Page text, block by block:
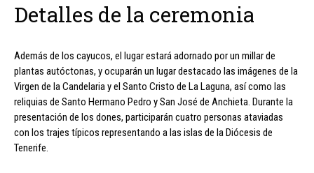
Detalles de la ceremonia
Además de los cayucos, el lugar estará adornado por un millar de
plantas autóctonas, y ocuparán un lugar destacado las imágenes de la
Virgen de la Candelaria y el Santo Cristo de La Laguna, así como las
reliquias de Santo Hermano Pedro y San José de Anchieta. Durante la
presentación de los dones, participarán cuatro personas ataviadas
con los trajes típicos representando a las islas de la Diócesis de
Tenerife.